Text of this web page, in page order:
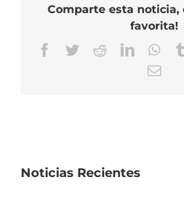
Comparte esta noticia,
favorita!
Facebook
TwitterRedditLinkedIn
Noticias Recientes